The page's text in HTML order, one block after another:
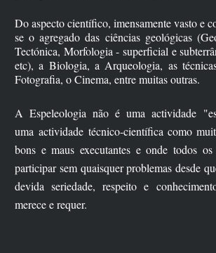
Do aspecto científico, imensamente vasto e
se o agregado das ciências geológicas
Tectónica, Morfologia - superficial e
etc), a Biologia, a Arqueologia, as
Fotografia, o Cinema, entre muitas outras.
A Espeleologia não é uma actividade
uma actividade técnico-científica como
bons e maus executantes e onde todos
participar sem quaisquer problemas desde
devida seriedade, respeito e
merece e requer.